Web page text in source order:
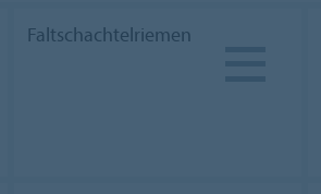
Faltschachtelriemen